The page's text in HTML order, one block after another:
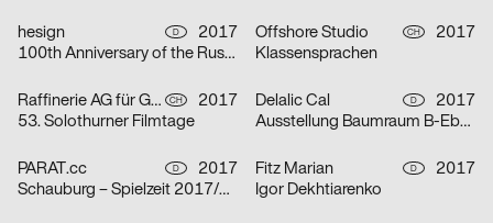
hesign D
2017
100th Anniversary of the Russian Revolution
Offshore Studio CH
2017
Klassensprachen
Raffinerie AG für Gestaltung CH
2017
53. Solothurner Filmtage
Delalic Cal D
2017
Ausstellung Baumraum B-Ebene
PARAT.cc D
2017
Schauburg – Spielzeit 2017/2018
Fitz Marian D
2017
Igor Dekhtiarenko